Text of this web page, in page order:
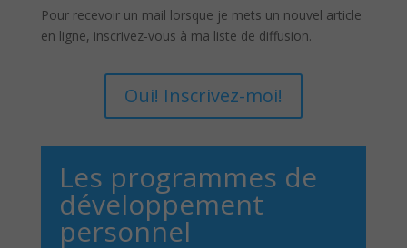
Pour recevoir un mail lorsque je mets un nouvel article
en ligne, inscrivez-vous à ma liste de diffusion.
Oui! Inscrivez-moi!
Les programmes de
développement
personnel